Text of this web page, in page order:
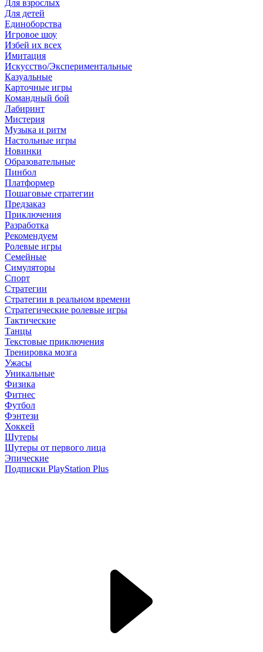
Для взрослых
Для детей
Единоборства
Игровое шоу
Избей их всех
Имитация
Искусство/Экспериментальные
Казуальные
Карточные игры
Командный бой
Лабиринт
Мистерия
Музыка и ритм
Настольные игры
Новинки
Образовательные
Пинбол
Платформер
Пошаговые стратегии
Предзаказ
Приключения
Разработка
Рекомендуем
Ролевые игры
Семейные
Симуляторы
Спорт
Стратегии
Стратегии в реальном времени
Стратегические ролевые игры
Тактические
Танцы
Текстовые приключения
Тренировка мозга
Ужасы
Уникальные
Физика
Фитнес
Футбол
Фэнтези
Хоккей
Шутеры
Шутеры от первого лица
Эпические
Подписки PlayStation Plus